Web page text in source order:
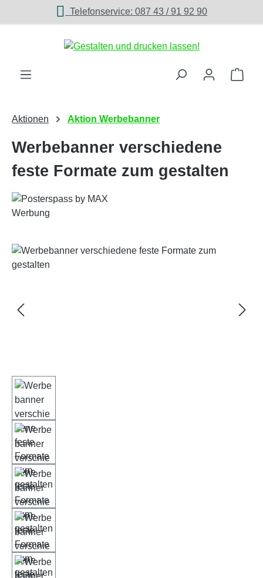
Zum Hauptinhalt springenTelefonservice: 087 43 / 91 92 90
Aktionen Aktion Werbebanner
Werbebanner verschiedene
feste Formate zum gestalten
Bildergalerie überspringen